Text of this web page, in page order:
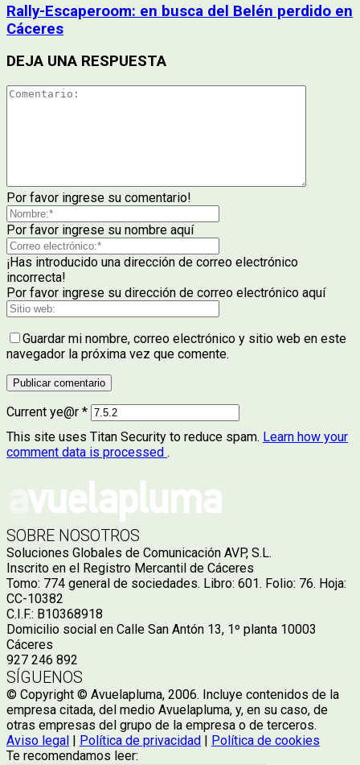
Rally-Escaperoom: en busca del Belén perdido en
Cáceres
DEJA UNA RESPUESTA
Por favor ingrese su comentario!
Por favor ingrese su nombre aquí
¡Has introducido una dirección de correo electrónico
incorrecta!
Por favor ingrese su dirección de correo electrónico aquí
Guardar mi nombre, correo electrónico y sitio web en este
navegador la próxima vez que comente.
Current ye@r *
This site uses Titan Security to reduce spam. Learn how your
comment data is processed .
SOBRE NOSOTROS
Soluciones Globales de Comunicación AVP, S.L.
Inscrito en el Registro Mercantil de Cáceres
Tomo: 774 general de sociedades. Libro: 601. Folio: 76. Hoja:
CC-10382
C.I.F.: B10368918
Domicilio social en Calle San Antón 13, 1º planta 10003
Cáceres
927 246 892
SÍGUENOS
© Copyright © Avuelapluma, 2006. Incluye contenidos de la
empresa citada, del medio Avuelapluma, y, en su caso, de
otras empresas del grupo de la empresa o de terceros.
Aviso legal
Política de privacidad
Política de cookies
Te recomendamos leer: